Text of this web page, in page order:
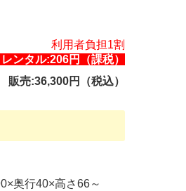
利用者負担1割
レンタル:206円（課税）
販売:36,300円（税込）
奥行40×高さ66～